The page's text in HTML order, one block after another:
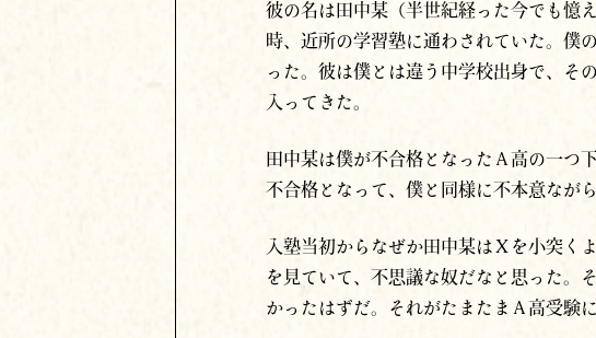
彼の名は田中某（半世紀経った今でも憶
時、近所の学習塾に通わされていた。僕
った。彼は僕とは違う中学校出身で、そ
入ってきた。
田中某は僕が不合格となったＡ高の一つ
不合格となって、僕と同様に不本意なが
入塾当初からなぜか田中某はＸを小突く
を見ていて、不思議な奴だなと思った。
かったはずだ。それがたまたまＡ高受験